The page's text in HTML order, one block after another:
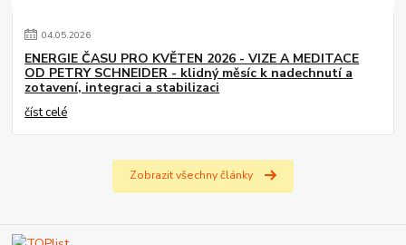
04.05.2026
ENERGIE ČASU PRO KVĚTEN 2026 - VIZE A MEDITACE
OD PETRY SCHNEIDER - klidný měsíc k nadechnutí a
zotavení, integraci a stabilizaci
číst celé
Zobrazit všechny články